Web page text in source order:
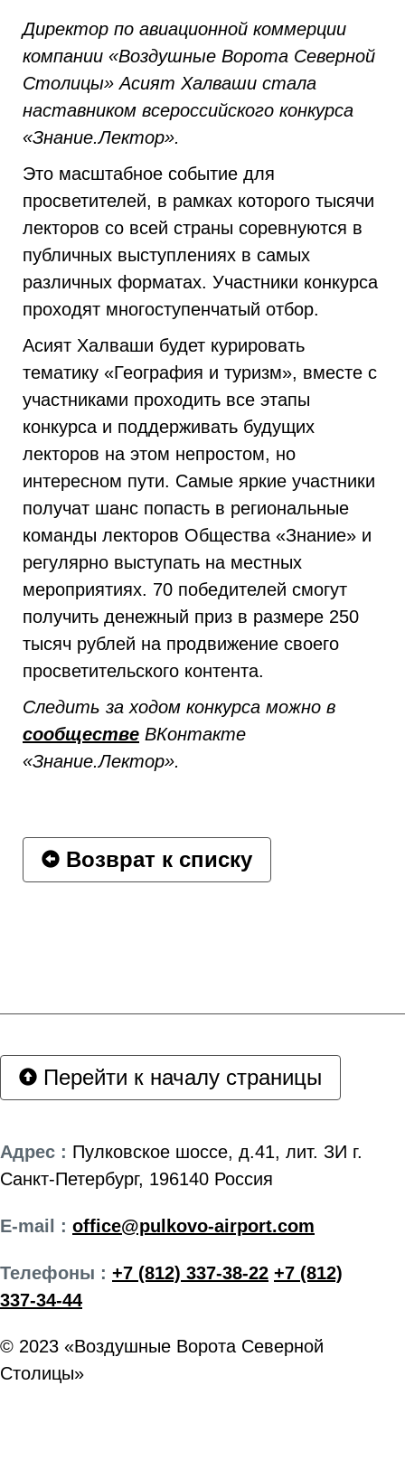
Директор по авиационной коммерции
компании «Воздушные Ворота Северной
Столицы» Асият Халваши стала
наставником всероссийского конкурса
«Знание.Лектор».
Это масштабное событие для
просветителей, в рамках которого тысячи
лекторов со всей страны соревнуются в
публичных выступлениях в самых
различных форматах. Участники конкурса
проходят многоступенчатый отбор.
Асият Халваши будет курировать
тематику «География и туризм», вместе с
участниками проходить все этапы
конкурса и поддерживать будущих
лекторов на этом непростом, но
интересном пути. Самые яркие участники
получат шанс попасть в региональные
команды лекторов Общества «Знание» и
регулярно выступать на местных
мероприятиях. 70 победителей смогут
получить денежный приз в размере 250
тысяч рублей на продвижение своего
просветительского контента.
Следить за ходом конкурса можно в
сообществе ВКонтакте
«Знание.Лектор».
Возврат к списку
Перейти к началу страницы
Адрес : Пулковское шоссе, д.41, лит. ЗИ г.
Санкт-Петербург, 196140 Россия
E-mail : office@pulkovo-airport.com
Телефоны : +7 (812) 337-38-22 +7 (812)
337-34-44
© 2023 «Воздушные Ворота Северной
Столицы»